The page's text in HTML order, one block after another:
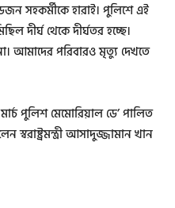
সহকর্মীকে হারাই। পুলিশে এই
দীর্ঘ থেকে দীর্ঘতর হচ্ছে।
আমাদের পরিবারও মৃত্যু দেখতে
পুলিশ মেমোরিয়াল ডে’ পালিত
স্বরাষ্ট্রমন্ত্রী আসাদুজ্জামান খান